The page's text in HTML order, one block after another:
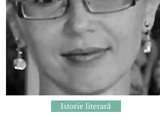
Istorie literară